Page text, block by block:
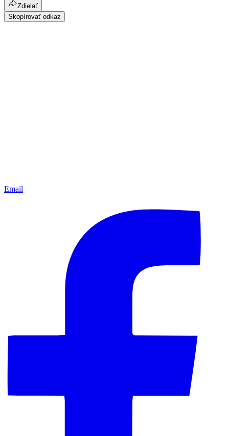
Zdielať
Skopírovať odkaz
Email